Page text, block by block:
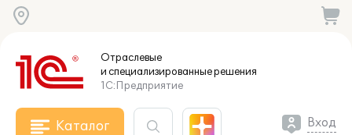
Отраслевые
и специализированныерешения
1С:Предприятие
Каталог Вход